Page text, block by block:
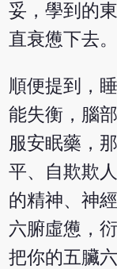
妥，學到的
直衰憊下去。
順便提到，
能失衡，腦
服安眠藥，
平、自欺欺
的精神、神
六腑虛憊，
把你的五臟